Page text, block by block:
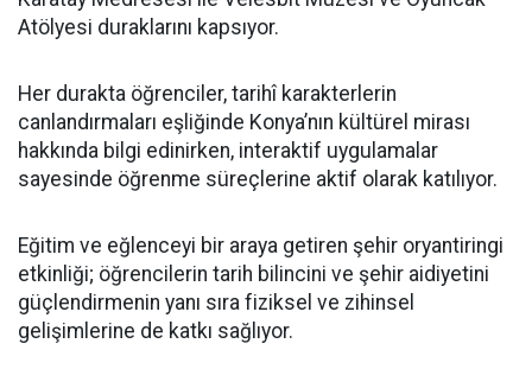
Atölyesi duraklarını kapsıyor.
Her durakta öğrenciler, tarihî karakterlerin
canlandırmaları eşliğinde Konya’nın kültürel mirası
hakkında bilgi edinirken, interaktif uygulamalar
sayesinde öğrenme süreçlerine aktif olarak katılıyor.
Eğitim ve eğlenceyi bir araya getiren şehir oryantiringi
etkinliği; öğrencilerin tarih bilincini ve şehir aidiyetini
güçlendirmenin yanı sıra fiziksel ve zihinsel
gelişimlerine de katkı sağlıyor.